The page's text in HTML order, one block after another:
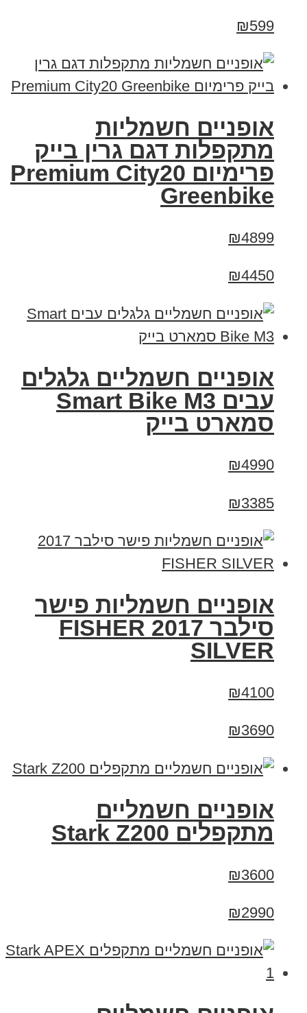
₪599
אופניים חשמליות
מתקפלות דגם גרין בייק
פרימיום Premium City20
Greenbike
₪4899
₪4450
אופניים חשמליים גלגלים
עבים Smart Bike M3
סמארט בייק
₪4990
₪3385
אופניים חשמליות פישר
סילבר 2017 FISHER
SILVER
₪4100
₪3690
‏אופניים חשמליים
‏מתקפלים Stark Z200
₪3600
₪2990